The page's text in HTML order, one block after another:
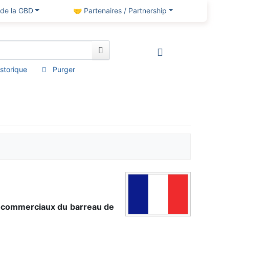
la GBD 🤝 Partenaires / Partnership
Purger
du barreau de